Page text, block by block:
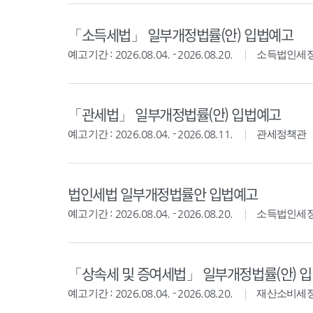
「소득세법」 일부개정법률(안) 입법예고
예고기간 : 2026.08.04. - 2026.08.20. 소득법인세
「관세법」 일부개정법률(안) 입법예고
예고기간 : 2026.08.04. - 2026.08.11. 관세정책관
법인세법 일부개정법률안 입법예고
예고기간 : 2026.08.04. - 2026.08.20. 소득법인세
「상속세 및 증여세법」 일부개정법률(안)
예고기간 : 2026.08.04. - 2026.08.20. 재산소비세